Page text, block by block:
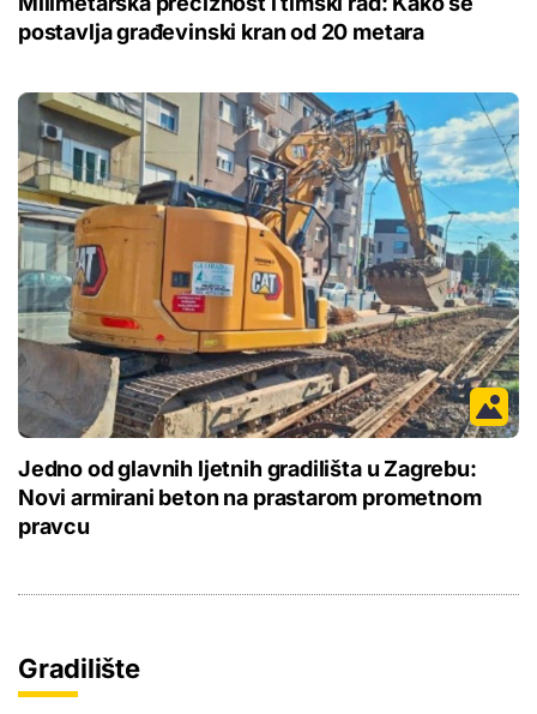
postavlja građevinski kran od 20 metara
Jedno od glavnih ljetnih gradilišta u Zagrebu:
Novi armirani beton na prastarom prometnom
pravcu
Gradilište